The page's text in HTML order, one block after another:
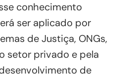
conhecimento
ser aplicado por
de Justiça, ONGs,
setor privado e pela
de